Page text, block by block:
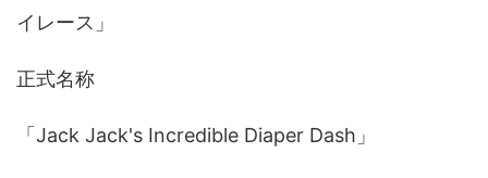
イレース」
正式名称
「Jack Jack's Incredible Diaper Dash」